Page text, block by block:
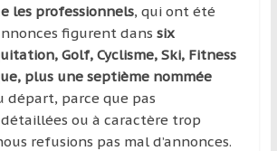
les professionnels, qui ont été
figurent dans six
Golf, Cyclisme, Ski, Fitness
plus une septième nommée
départ, parce que pas
ou à caractère trop
refusions pas mal d’annonces.